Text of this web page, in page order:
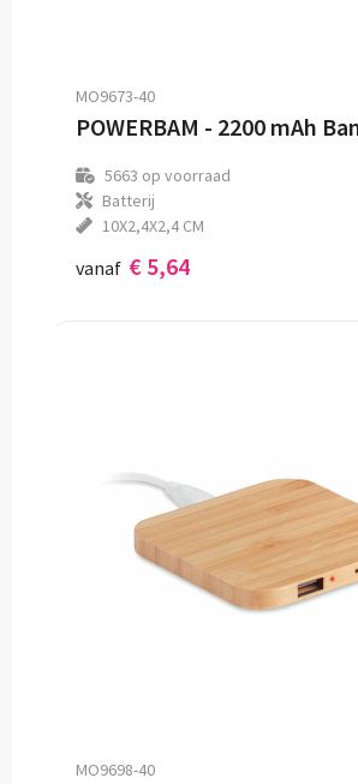
MO9673-40
5663 op voorraad
Batterij
10X2,4X2,4 CM
vanaf € 5,64
MO9698-40